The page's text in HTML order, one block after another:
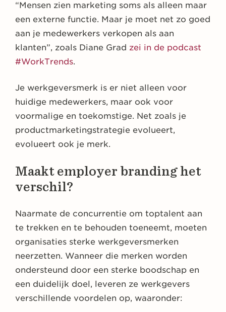
“Mensen zien marketing soms als alleen maar
een externe functie. Maar je moet net zo goed
aan je medewerkers verkopen als aan
klanten”, zoals Diane Grad zei in de podcast
#WorkTrends.
Je werkgeversmerk is er niet alleen voor
huidige medewerkers, maar ook voor
voormalige en toekomstige. Net zoals je
productmarketingstrategie evolueert,
evolueert ook je merk.
Maakt employer branding het
verschil?
Naarmate de concurrentie om toptalent aan
te trekken en te behouden toeneemt, moeten
organisaties sterke werkgeversmerken
neerzetten. Wanneer die merken worden
ondersteund door een sterke boodschap en
een duidelijk doel, leveren ze werkgevers
verschillende voordelen op, waaronder: